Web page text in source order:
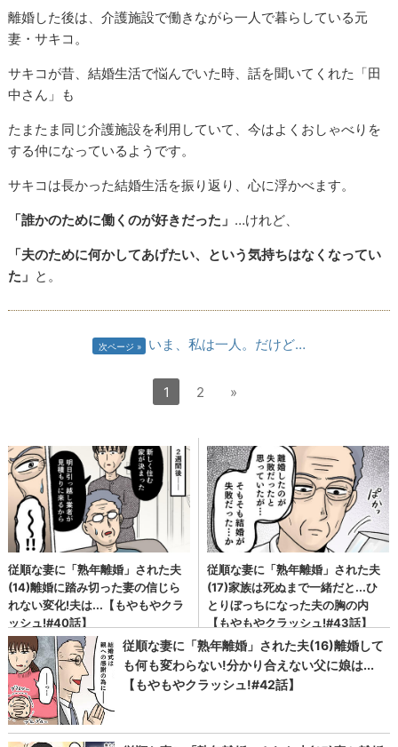
離婚した後は、介護施設で働きながら一人で暮らしている元
妻・サキコ。
サキコが昔、結婚生活で悩んでいた時、話を聞いてくれた「田
中さん」も
たまたま同じ介護施設を利用していて、今はよくおしゃべりを
する仲になっているようです。
サキコは長かった結婚生活を振り返り、心に浮かべます。
「誰かのために働くのが好きだった」 …けれど、
「夫のために何かしてあげたい、という気持ちはなくなってい
た」 と。
次ページ いま、私は一人。だけど…
1 2 »